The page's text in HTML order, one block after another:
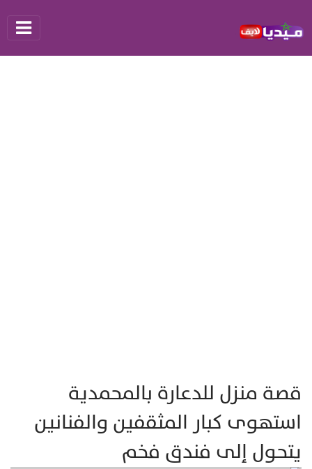
قصة منزل للدعارة بالمحمدية
استهوى كبار المثقفين والفنانين
يتحول إلى فندق فخم